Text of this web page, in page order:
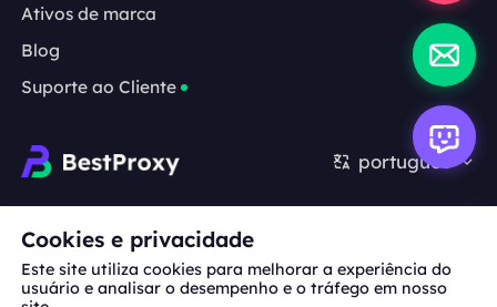
Ativos de marca
Blog
Suporte ao Cliente
português
Cooperação:michael.wang@bestproxy.com
Cookies e privacidade
Este site utiliza cookies para melhorar a experiência do
usuário e analisar o desempenho e o tráfego em nosso